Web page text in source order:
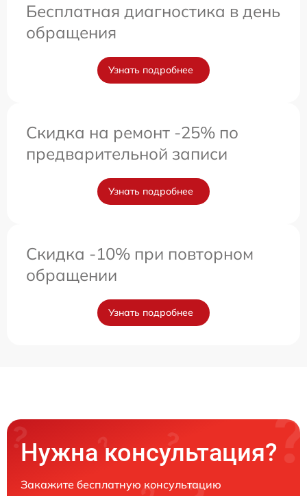
Бесплатная диагностика в день
обращения
Узнать подробнее
Скидка на ремонт -25% по
предварительной записи
Узнать подробнее
Скидка -10% при повторном
обращении
Узнать подробнее
Нужна консультация?
Закажите бесплатную консультацию